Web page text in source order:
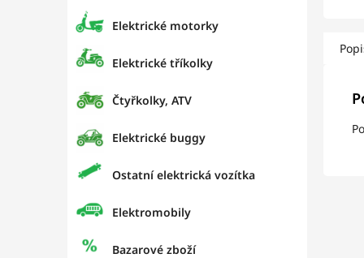
Elektrické motorky
Elektrické tříkolky
Čtyřkolky, ATV
Elektrické buggy
Ostatní elektrická vozítka
Elektromobily
Bazarové zboží